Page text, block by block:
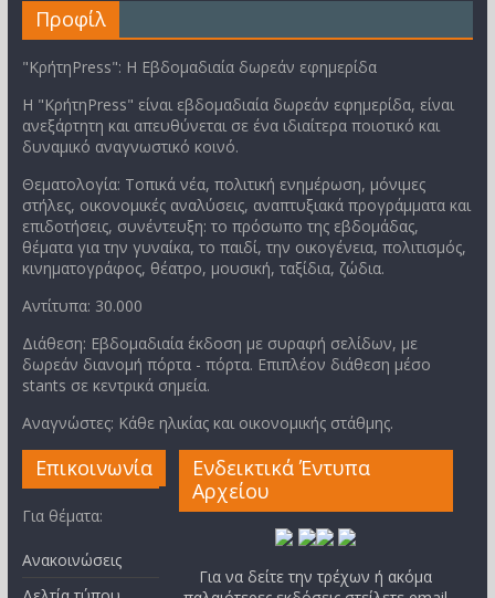
Προφίλ
"ΚρήτηPress": Η Εβδομαδιαία δωρεάν εφημερίδα
Η "ΚρήτηPress" είναι εβδομαδιαία δωρεάν εφημερίδα, είναι
ανεξάρτητη και απευθύνεται σε ένα ιδιαίτερα ποιοτικό και
δυναμικό αναγνωστικό κοινό.
Θεματολογία: Τοπικά νέα, πολιτική ενημέρωση, μόνιμες
στήλες, οικονομικές αναλύσεις, αναπτυξιακά προγράμματα και
επιδοτήσεις, συνέντευξη: το πρόσωπο της εβδομάδας,
θέματα για την γυναίκα, το παιδί, την οικογένεια, πολιτισμός,
κινηματογράφος, θέατρο, μουσική, ταξίδια, ζώδια.
Αντίτυπα: 30.000
Διάθεση: Εβδομαδιαία έκδοση με συραφή σελίδων, με
δωρεάν διανομή πόρτα - πόρτα. Επιπλέον διάθεση μέσο
stants σε κεντρικά σημεία.
Αναγνώστες: Κάθε ηλικίας και οικονομικής στάθμης.
Επικοινωνία
Για θέματα:
Ανακοινώσεις
Ενδεικτικά Έντυπα
Αρχείου
Για να δείτε την τρέχων ή ακόμα